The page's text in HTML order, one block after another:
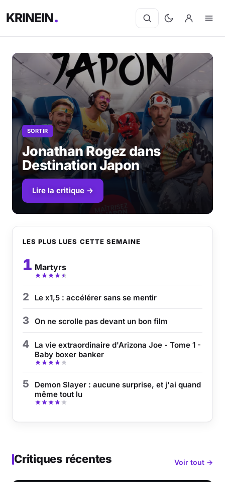
KRINEIN
SORTIR
Jonathan Rogez dans
Destination Japon
Lire la critique →
LES PLUS LUES CETTE SEMAINE
1 Martyrs
2 Le x1,5 : accélérer sans se mentir
3 On ne scrolle pas devant un bon film
4
La vie extraordinaire d'Arizona Joe - Tome 1 -
Baby boxer banker
5
Demon Slayer : aucune surprise, et j'ai quand
même tout lu
Critiques récentes Voir tout →